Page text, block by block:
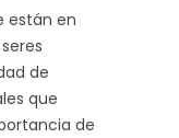
están en
de
que
de